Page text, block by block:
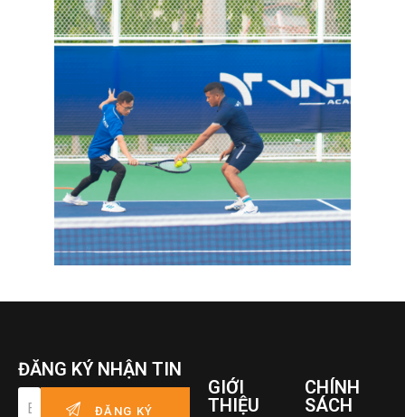
ĐĂNG KÝ NHẬN TIN
GIỚI
THIỆU
CHÍNH
SÁCH